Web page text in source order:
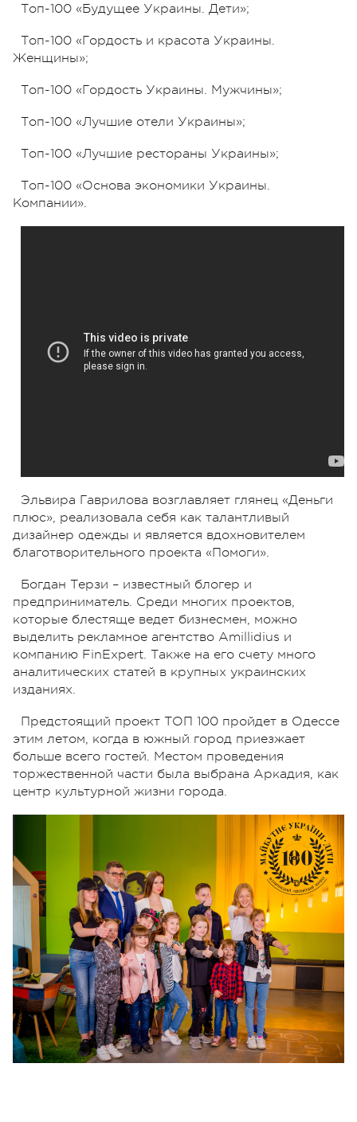
Топ-100 «Будущее Украины. Дети»;
Топ-100 «Гордость и красота Украины.
Женщины»;
Топ-100 «Гордость Украины. Мужчины»;
Топ-100 «Лучшие отели Украины»;
Топ-100 «Лучшие рестораны Украины»;
Топ-100 «Основа экономики Украины.
Компании».
Эльвира Гаврилова возглавляет глянец «Деньги
плюс», реализовала себя как талантливый
дизайнер одежды и является вдохновителем
благотворительного проекта «Помоги».
Богдан Терзи – известный блогер и
предприниматель. Среди многих проектов,
которые блестяще ведет бизнесмен, можно
выделить рекламное агентство Amillidius и
компанию FinExpert. Также на его счету много
аналитических статей в крупных украинских
изданиях.
Предстоящий проект ТОП 100 пройдет в Одессе
этим летом, когда в южный город приезжает
больше всего гостей. Местом проведения
торжественной части была выбрана Аркадия, как
центр культурной жизни города.